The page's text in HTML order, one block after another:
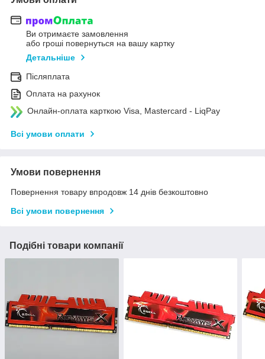
Ви отримаєте замовлення
або гроші повернуться на вашу картку
Детальніше
Післяплата
Оплата на рахунок
Онлайн-оплата карткою Visa, Mastercard - LiqPay
Всі умови оплати
Умови повернення
Повернення товару впродовж 14 днів безкоштовно
Всі умови повернення
Подібні товари компанії